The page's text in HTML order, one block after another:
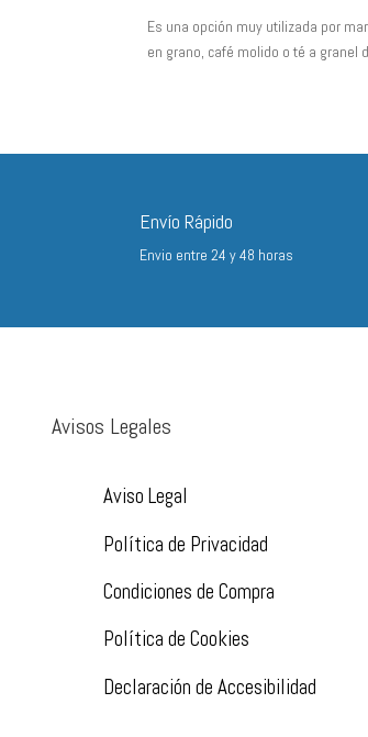
Es una opción muy utilizada por
en grano, café molido o té a
Envío Rápido
Envio entre 24 y 48 horas
Avisos Legales
Aviso Legal
Política de Privacidad
Condiciones de Compra
Política de Cookies
Declaración de Accesibilidad